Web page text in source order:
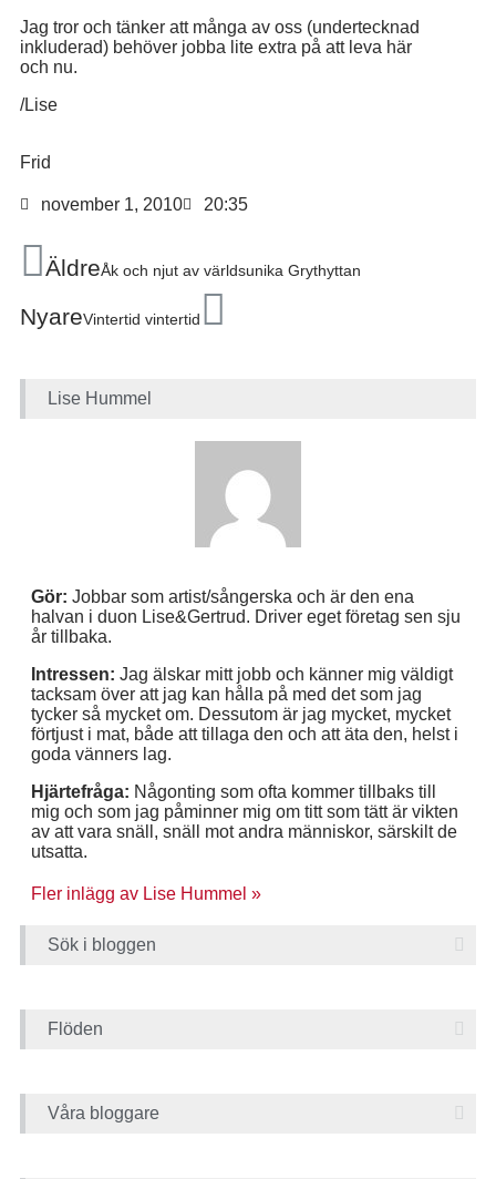
Jag tror och tänker att många av oss (undertecknad
inkluderad) behöver jobba lite extra på att leva här
och nu.
/Lise
Frid
november 1, 2010 20:35
ÄldreÅk och njut av världsunika Grythyttan
NyareVintertid vintertid
Lise Hummel
Gör: Jobbar som artist/sångerska och är den ena
halvan i duon Lise&Gertrud. Driver eget företag sen sju
år tillbaka.
Intressen: Jag älskar mitt jobb och känner mig väldigt
tacksam över att jag kan hålla på med det som jag
tycker så mycket om. Dessutom är jag mycket, mycket
förtjust i mat, både att tillaga den och att äta den, helst i
goda vänners lag.
Hjärtefråga: Någonting som ofta kommer tillbaks till
mig och som jag påminner mig om titt som tätt är vikten
av att vara snäll, snäll mot andra människor, särskilt de
utsatta.
Fler inlägg av Lise Hummel »
Sök i bloggen
Flöden
Våra bloggare